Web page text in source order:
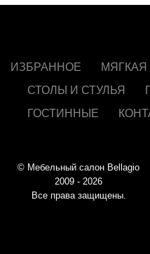
ИЗБРАННОЕ
СТОЛЫ И СТУЛЬЯ
ГОСТИННЫЕ
© Мебельный салон Bellagio
2009 - 2026
Все права защищены.